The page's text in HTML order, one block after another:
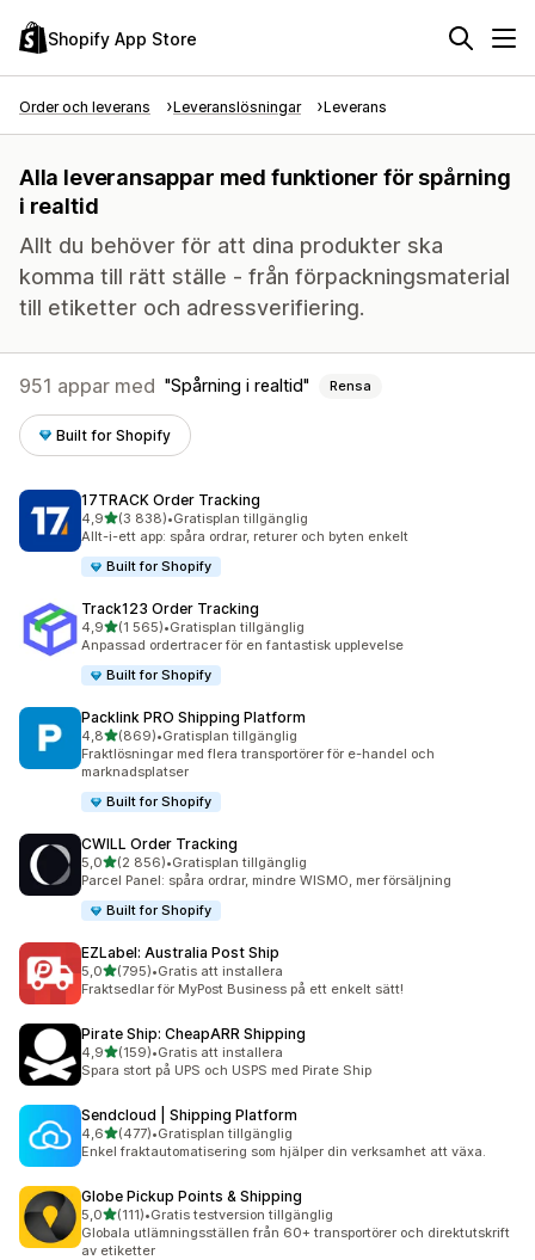
Shopify App Store
Order och leverans Leveranslösningar Leverans
Alla leveransappar med funktioner för spårning
i realtid
Allt du behöver för att dina produkter ska
komma till rätt ställe - från förpackningsmaterial
till etiketter och adressverifiering.
951 appar med Spårning i realtid Rensa
Built for Shopify
17TRACK Order Tracking
4,9av 5 stjärnor
(3 838)
3838 recensioner totalt
•Gratisplan tillgänglig
Allt-i-ett app: spåra ordrar, returer och byten enkelt
Built for Shopify
Track123 Order Tracking
4,9av 5 stjärnor
(1 565)
1565 recensioner totalt
•Gratisplan tillgänglig
Anpassad ordertracer för en fantastisk upplevelse
Built for Shopify
Packlink PRO Shipping Platform
4,8av 5 stjärnor
(869)
869 recensioner totalt
•Gratisplan tillgänglig
Fraktlösningar med flera transportörer för e-handel och
marknadsplatser
Built for Shopify
CWILL Order Tracking
5,0av 5 stjärnor
(2 856)
2856 recensioner totalt
•Gratisplan tillgänglig
Parcel Panel: spåra ordrar, mindre WISMO, mer försäljning
Built for Shopify
EZLabel: Australia Post Ship
5,0av 5 stjärnor
(795)
795 recensioner totalt
•Gratis att installera
Fraktsedlar för MyPost Business på ett enkelt sätt!
Pirate Ship: CheapARR Shipping
4,9av 5 stjärnor
(159)
159 recensioner totalt
•Gratis att installera
Spara stort på UPS och USPS med Pirate Ship
Sendcloud | Shipping Platform
4,6av 5 stjärnor
(477)
477 recensioner totalt
•Gratisplan tillgänglig
Enkel fraktautomatisering som hjälper din verksamhet att växa.
Globe Pickup Points & Shipping
5,0av 5 stjärnor
(111)
111 recensioner totalt
•Gratis testversion tillgänglig
Globala utlämningsställen från 60+ transportörer och direktutskrift
av etiketter